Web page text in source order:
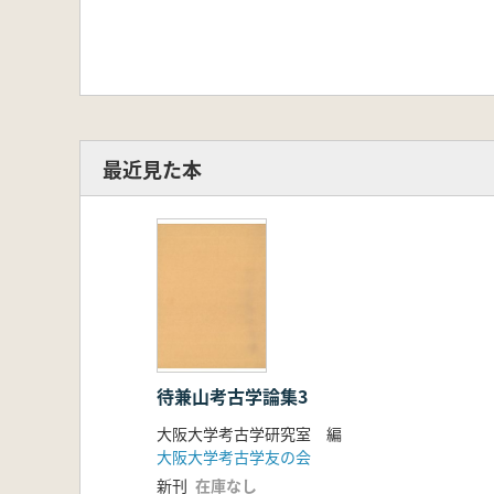
装飾埦と須恵器編年
藤原宮瓦生産の一様相─讃岐宗
施釉磚に関する一考察
大甕の変遷とその歴史的背景─
地震災害痕跡と祭祀行為
上の神仏祠─考古学と民俗学
鳥取砂丘出土の銃弾
考古学研究室の歴史(2010 年4月～)
最近見た本
待兼山考古学論集3
大阪大学考古学研究室 編
大阪大学考古学友の会
新刊 在庫なし